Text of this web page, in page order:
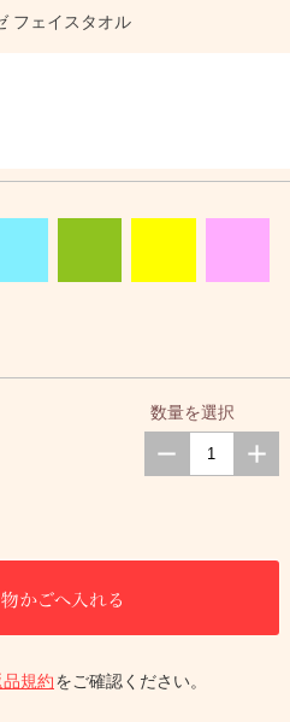
フェイスタオル
数量を選択
品規約をご確認ください。